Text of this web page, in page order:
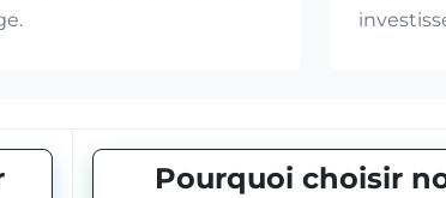
Pourquoi choisir